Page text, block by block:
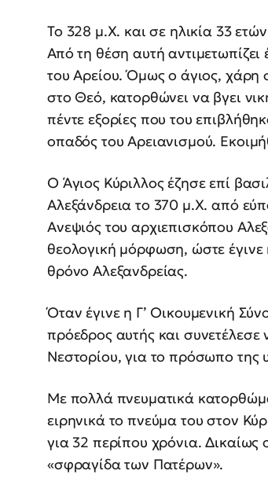
Το 328 μ.Χ. και σε ηλικία 33
Από τη θέση αυτή
του Αρείου. Όμως ο άγιος, χάρη
στο Θεό, κατορθώνει να βγει
πέντε εξορίες που του
οπαδός του Αρειανισμού.
Ο Άγιος Κύριλλος έζησε επί
Αλεξάνδρεια το 370 μ.Χ. από
Ανεψιός του αρχιεπισκόπου
θεολογική μόρφωση, ώστε έγινε
θρόνο Αλεξανδρείας.
Όταν έγινε η Γ’ Οικουμενική
πρόεδρος αυτής και συνετέλεσε
Νεστορίου, για το πρόσωπο
Με πολλά πνευματικά
ειρηνικά το πνεύμα του στον
για 32 περίπου χρόνια.
«σφραγίδα των Πατέρων».